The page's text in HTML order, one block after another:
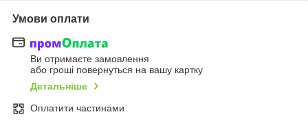
Умови оплати
Ви отримаєте замовлення
або гроші повернуться на вашу картку
Детальніше
Оплатити частинами